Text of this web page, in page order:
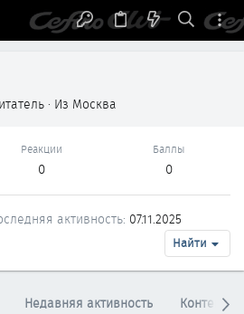
· Из Москва
Реакции
0
Баллы
0
активность 07.11.2025
Найти
Недавняя активность Контент